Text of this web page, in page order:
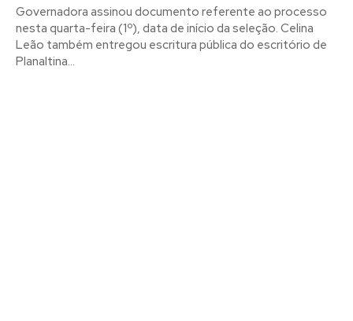
Governadora assinou documento referente ao processo
nesta quarta-feira (1º), data de início da seleção. Celina
Leão também entregou escritura pública do escritório de
Planaltina...